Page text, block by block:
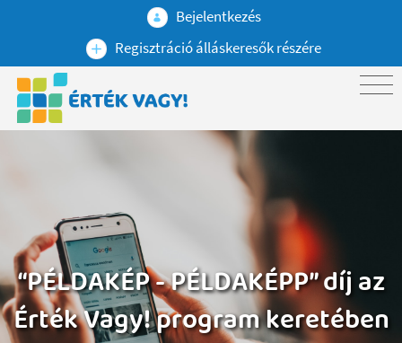
Bejelentkezés
Regisztráció álláskeresők részére
“PÉLDAKÉP - PÉLDAKÉPP” díj az
Érték Vagy! program keretében